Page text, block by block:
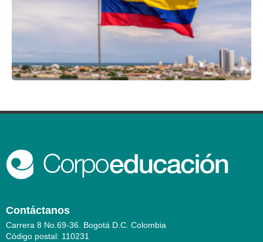
Contáctanos
Carrera 8 No.69-36. Bogotá D.C. Colombia
Código postal: 110231